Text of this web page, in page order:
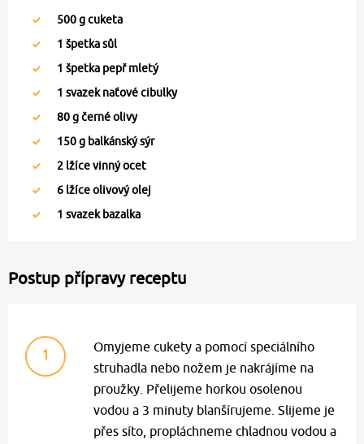
500g cuketa
1 špetka sůl
1 špetka pepř mletý
1 svazek naťové cibulky
80g černé olivy
150g balkánský sýr
2 lžíce vinný ocet
6 lžíce olivový olej
1 svazek bazalka
Postup přípravy receptu
1
Omyjeme cukety a pomocí speciálního
struhadla nebo nožem je nakrájíme na
proužky. Přelijeme horkou osolenou
vodou a 3 minuty blanšírujeme. Slijeme je
přes síto, propláchneme chladnou vodou a